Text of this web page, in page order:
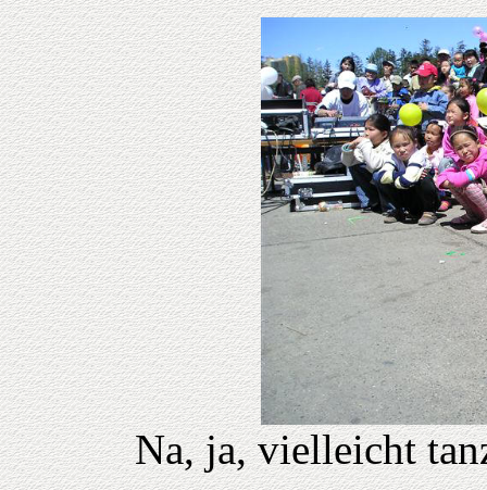
Na, ja, vielleicht